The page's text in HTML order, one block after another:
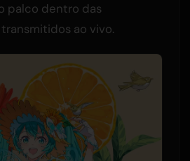
palco dentro das
ao vivo.